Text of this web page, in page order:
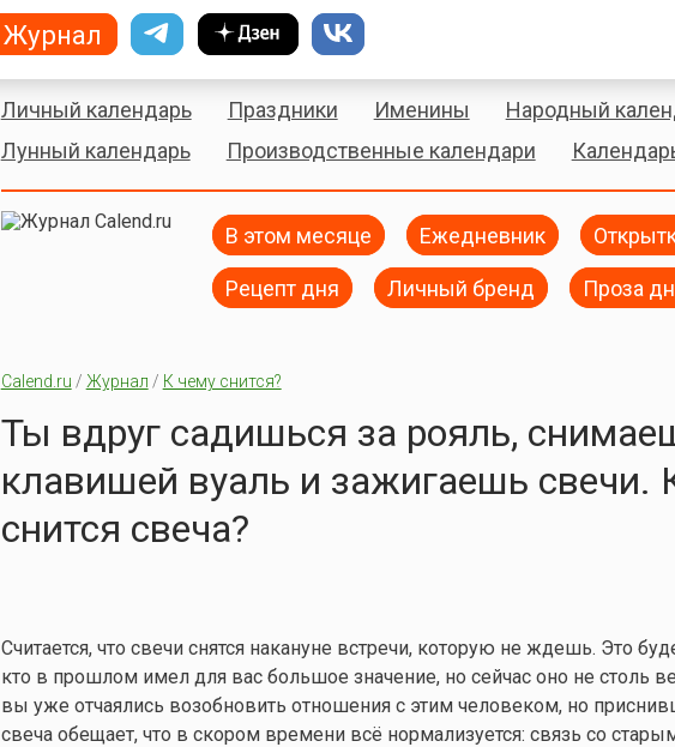
Личный календарь Праздники Именины Народный
Лунный календарь
Производственные календари
В этом месяце Ежедневник
Рецепт дня Личный бренд Проза
Calend.ru / Журнал / К чему снится?
Ты вдруг садишься за рояль,
клавишей вуаль и зажигаешь свечи.
снится свеча?
Считается, что свечи снятся накануне встречи, которую не ждешь. Это
кто в прошлом имел для вас большое значение, но сейчас оно не столь
вы уже отчаялись возобновить отношения с этим человеком, но
свеча обещает, что в скором времени всё нормализуется: связь со
Журнал